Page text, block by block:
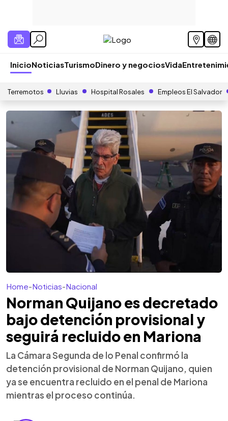
InicioNoticiasTurismoDinero y negociosVida
Terremotos Lluvias Hospital Rosales Empleos El Salvador
Home-Noticias-Nacional
Norman Quijano es decretado
bajo detención provisional y
seguirá recluido en Mariona
La Cámara Segunda de lo Penal confirmó la
detención provisional de Norman Quijano, quien
ya se encuentra recluido en el penal de Mariona
mientras el proceso continúa.